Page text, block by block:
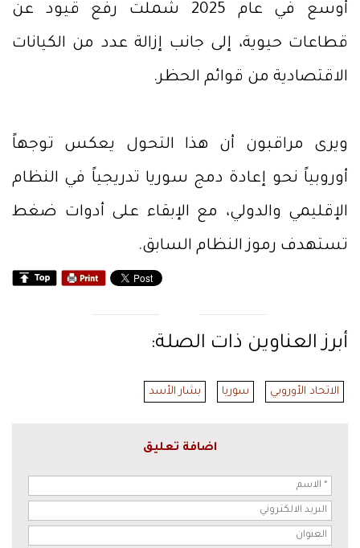
أوسع في عام 2025 شملت رفع قيود عن
قطاعات حيوية، إلى جانب إزالة عدد من الكيانات
الاقتصادية من قوائم الحظر.
ويرى مراقبون أن هذا التحول يعكس توجهاً
أوروبياً نحو إعادة دمج سوريا تدريجياً في النظام
الإقليمي والدولي، مع الإبقاء على أدوات ضغط
تستهدف رموز النظام السابق.
أبرز العناوين ذات الصلة:
الاتحاد الأوروبي سوريا بشار الأسد
اضافة تعليق